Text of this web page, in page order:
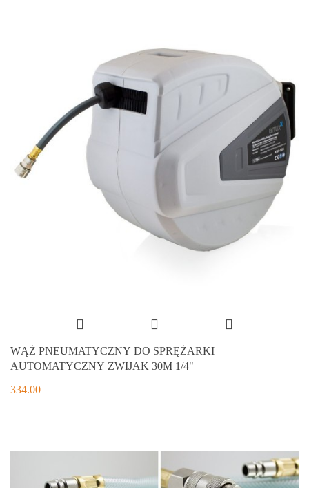
WĄŻ PNEUMATYCZNY DO SPRĘŻARKI
AUTOMATYCZNY ZWIJAK 30M 1/4"
334.00